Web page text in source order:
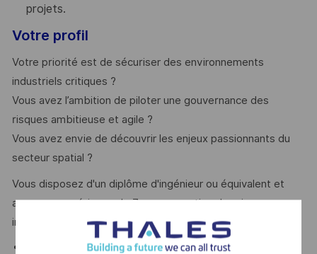
projets.
Votre profil
Votre priorité est de sécuriser des environnements
industriels critiques ?
Vous avez l’ambition de piloter une gouvernance des
risques ambitieuse et agile ?
Vous avez envie de découvrir les enjeux passionnants du
secteur spatial ?
Vous disposez d'un diplôme d'ingénieur ou équivalent et
avez une expérience de 7 ans en gestion des risques
industriels :
Les référentiels ISO 31000, 27005 et EBIOS RM,